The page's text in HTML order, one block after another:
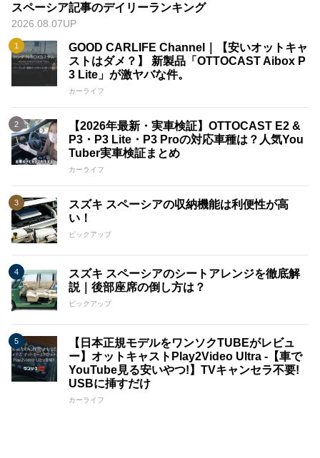
スペーシア記事のデイリーランキング
2026.08.07UP
GOOD CARLIFE Channel｜【安いオットキャ
ストはダメ？】 新製品「OTTOCAST Aibox P
3 Lite」が激ヤバな件。
カーライフ
【2026年最新・実車検証】OTTOCAST E2 &
P3・P3 Lite・P3 Proの対応車種は？人気You
Tuber実車検証まとめ
カーライフ
スズキ スペーシアの収納機能は利便性が高
い！
ピックアップ
スズキ スペーシアのシートアレンジを徹底解
説｜後部座席の倒し方は？
ピックアップ
【日本正規モデルをワンソクTUBEがレビュ
ー】オットキャストPlay2Video Ultra -【車で
YouTube見る安いやつ!】TVキャンセラ不要!
USBに挿すだけ
カーライフ